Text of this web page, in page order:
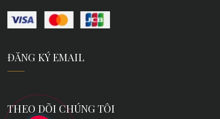
ĐĂNG KÝ EMAIL
THEO DÕI CHÚNG TÔI